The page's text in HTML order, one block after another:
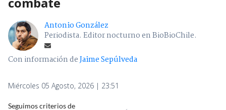
Antonio González
Periodista. Editor nocturno en BioBioChile.
Con información deJaime Sepúlveda
Miércoles 05 Agosto, 2026 | 23:51
Seguimos criterios de